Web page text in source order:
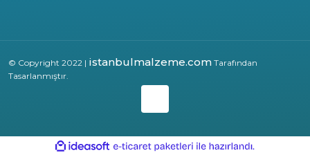
© Copyright 2022 | istanbulmalzeme.com Tarafından
Tasarlanmıştır.
ideasoft
e-